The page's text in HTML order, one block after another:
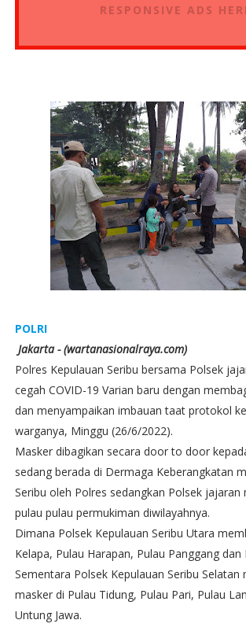
RESPONSIVE ADS
POLRI
Jakarta - (wartanasionalraya.com)
Polres Kepulauan Seribu bersama Polsek
cegah COVID-19 Varian baru dengan
dan menyampaikan imbauan taat protokol
warganya, Minggu (26/6/2022).
Masker dibagikan secara door to door
sedang berada di Dermaga Keberangkatan
Seribu oleh Polres sedangkan Polsek jajaran
pulau pulau permukiman diwilayahnya.
Dimana Polsek Kepulauan Seribu Utara
Kelapa, Pulau Harapan, Pulau Panggang dan
Sementara Polsek Kepulauan Seribu Selatan
masker di Pulau Tidung, Pulau Pari, Pulau
Untung Jawa.